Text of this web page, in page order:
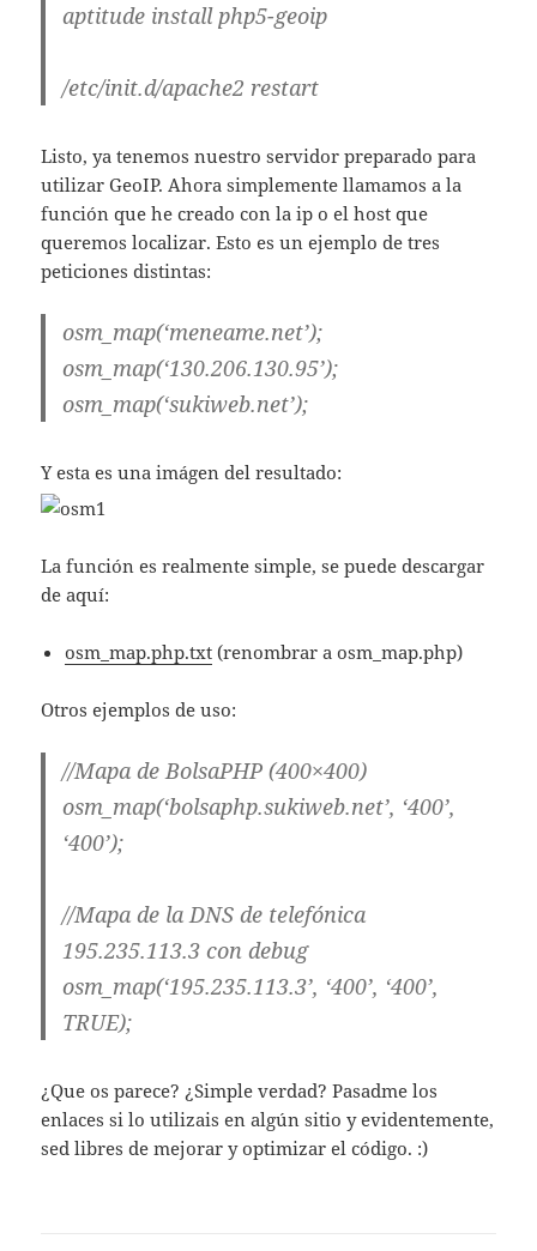
aptitude install php5-geoip
/etc/init.d/apache2 restart
Listo, ya tenemos nuestro servidor preparado para
utilizar GeoIP. Ahora simplemente llamamos a la
función que he creado con la ip o el host que
queremos localizar. Esto es un ejemplo de tres
peticiones distintas:
osm_map(‘meneame.net’);
osm_map(‘130.206.130.95’);
osm_map(‘sukiweb.net’);
Y esta es una imágen del resultado:
La función es realmente simple, se puede descargar
de aquí:
osm_map.php.txt (renombrar a osm_map.php)
Otros ejemplos de uso:
//Mapa de BolsaPHP (400×400)
osm_map(‘bolsaphp.sukiweb.net’, ‘400’,
‘400’);
//Mapa de la DNS de telefónica
195.235.113.3 con debug
osm_map(‘195.235.113.3’, ‘400’, ‘400’,
TRUE);
¿Que os parece? ¿Simple verdad? Pasadme los
enlaces si lo utilizais en algún sitio y evidentemente,
sed libres de mejorar y optimizar el código. :)